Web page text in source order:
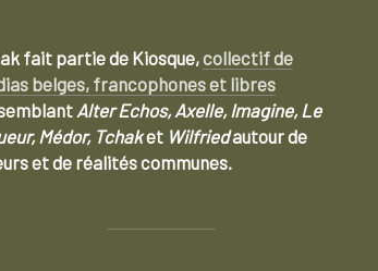
fait partie de Kiosque,collectif de
belges, francophones et libres
Alter Echos, Axelle, Imagine, Le
Médor, Tchaket Wilfriedautour de
et de réalités communes.